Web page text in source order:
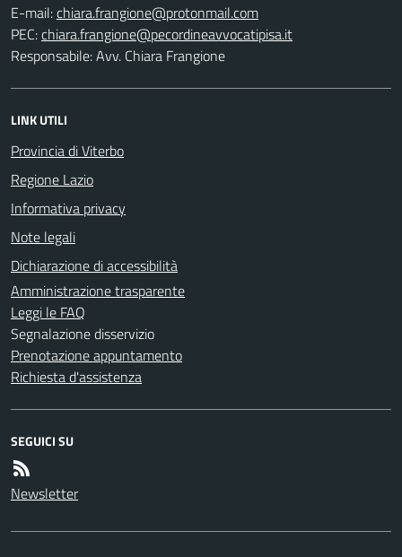
E-mail:
PEC:
Responsabile: Avv. Chiara Frangione
LINK UTILI
Provincia di Viterbo
Regione Lazio
Informativa privacy
Note legali
Dichiarazione di accessibilità
Amministrazione trasparente
Leggi le FAQ
Segnalazione disservizio
Prenotazione appuntamento
Richiesta d'assistenza
SEGUICI SU
Newsletter